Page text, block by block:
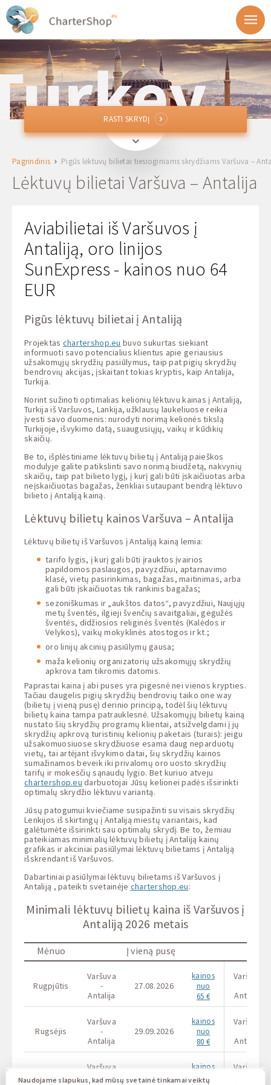
WAW, WMI, RDOVaršuva, Lankija
AYT Antalija, Turkija
Grįžimas
1 + 0 + 0
RASTI SKRYDĮ
RASTI SKRYDĮ
Pagrindinis Pigūs lėktuvų bilietai tiesioginiams skrydžiams Varšuva –
Lėktuvų bilietai Varšuva – Antalija
Aviabilietai iš Varšuvos į
Antaliją, oro linijos
SunExpress - kainos nuo 64
EUR
Pigūs lėktuvų bilietai į Antaliją
Projektas chartershop.eu buvo sukurtas siekiant
informuoti savo potencialius klientus apie geriausius
užsakomųjų skrydžių pasiūlymus, taip pat pigių skrydžių
bendrovių akcijas, įskaitant tokias kryptis, kaip Antalija,
Turkija.
Norint sužinoti optimalias kelionių lėktuvu kainas į Antaliją,
Turkija iš Varšuvos, Lankija, užklausų laukeliuose reikia
įvesti savo duomenis: nurodyti norimą kelionės tikslą
Turkijoje, išvykimo datą, suaugusiųjų, vaikų ir kūdikių
skaičių.
Be to, išplėstiniame lėktuvų bilietų į Antaliją paieškos
modulyje galite patikslinti savo norimą biudžetą, nakvynių
skaičių, taip pat bilieto lygį, į kurį gali būti įskaičiuotas arba
neįskaičiuotas bagažas, ženkliai sutaupant bendrą lėktuvo
bilieto į Antaliją kainą.
Lėktuvų bilietų kainos Varšuva – Antalija
Lėktuvų bilietų iš Varšuvos į Antaliją kainą lemia:
tarifo lygis, į kurį gali būti įrauktos įvairios
papildomos paslaugos, pavyzdžiui, aptarnavimo
klasė, vietų pasirinkimas, bagažas, maitinimas, arba
gali būti įskaičiuotas tik rankinis bagažas;
sezoniškumas ir „aukštos datos“, pavyzdžiui, Naujųjų
metų šventės, ilgieji švenčių savaitgaliai, gegužės
šventės, didžiosios religinės šventės (Kalėdos ir
Velykos), vaikų mokyklinės atostogos ir kt.;
oro linijų akcinių pasiūlymų gausa;
maža kelionių organizatorių užsakomųjų skrydžių
apkrova tam tikromis datomis.
Paprastai kaina į abi puses yra pigesnė nei vienos krypties.
Tačiau daugelis pigių skrydžių bendrovių taiko one way
(bilietų į vieną pusę) derinio principą, todėl šių lėktuvų
bilietų kaina tampa patrauklesnė. Užsakomųjų bilietų kainą
nustato šių skrydžių programų klientai, atsižvelgdami į jų
skrydžių apkrovą turistinių kelionių paketais (turais): jeigu
užsakomuosiuose skrydžiuose esama daug neparduotų
vietų, tai artėjant išvykimo datai, šių skrydžių kainos
sumažinamos beveik iki privalomų oro uosto skrydžių
tarifų ir mokesčių sąnaudų lygio. Bet kuriuo atveju
chartershop.eu darbuotojai Jūsų kelionei padės išsirinkti
optimalų skrydžio lėktuvu variantą.
Jūsų patogumui kviečiame susipažinti su visais skrydžių
Lenkijos iš skirtingų į Antaliją miestų variantais, kad
galėtumėte išsirinkti sau optimalų skrydį. Be to, žemiau
pateikiamas minimalių lėktuvų bilietų į Antaliją kainų
grafikas ir akciniai pasiūlymai lėktuvų bilietams į Antaliją
išskrendant iš Varšuvos.
Dabartiniai pasiūlymai lėktuvų bilietams iš Varšuvos į
Antaliją , pateikti svetainėje chartershop.eu:
Minimali lėktuvų bilietų kaina iš Varšuvos į
Antaliją 2026 metais
Mėnuo Į vieną pusę
Rugpjūtis
Varšuva
-
Antalija
27.08.2026
kainos
nuo
65 €
Varšuva
Antalija
Rugsėjis
Varšuva
-
Antalija
29.09.2026
kainos
nuo
80 €
Varšuva
Antalija
Spalis
Varšuva
-
26.10.2026
kainos
nuo
Varšuva
Naudojame slapukus, kad mūsų svetainė tinkamai veiktų